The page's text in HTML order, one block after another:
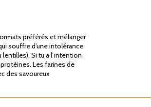
préférés et mélanger
souffre d’une intolérance
Si tu a l’intention
Les farines de
des savoureux